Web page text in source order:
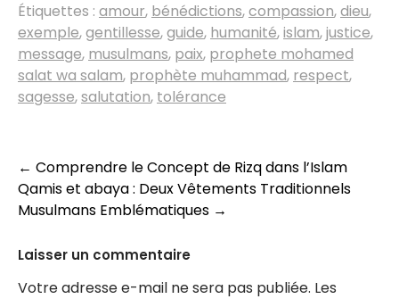
Étiquettes : amour, bénédictions,compassion,dieu,
exemple,gentillesse,guide, humanité,islam,justice,
message, musulmans, paix, prophete mohamed
salat wa salam, prophète muhammad, respect,
sagesse,salutation, tolérance
Navigation
des
← Comprendre le Concept de Rizq dans l’Islam
Qamis et abaya : Deux Vêtements Traditionnels
Musulmans Emblématiques →
Laisser un commentaire
Votre adresse e-mail ne sera pas publiée. Les